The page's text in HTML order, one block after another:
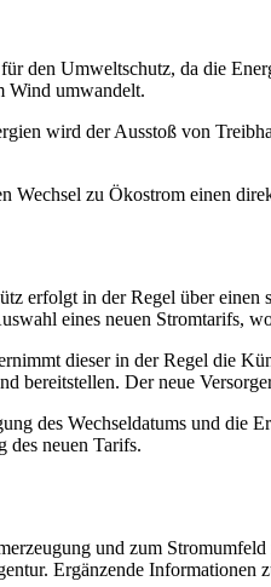
den Umweltschutz, da die
Wind umwandelt.
wird der Ausstoß von
Wechsel zu Ökostrom einen
erfolgt in der Regel über
eines neuen Stromtarifs,
dieser in der Regel die
bereitstellen. Der neue
des Wechseldatums und die
des neuen Tarifs.
und zum
Ergänzende Informationen